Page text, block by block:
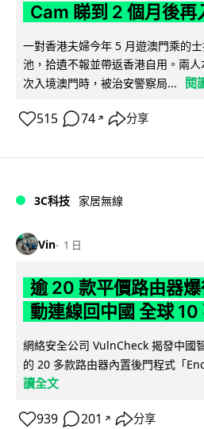
Cam 睇到 2 個月後再
一對香港夫婦今年 5 月遊澳門乘的
池，拾遺不報並帶返香港自用。兩
次入境澳門時，被治安警察局...
閱
515 74 ↗ 分享
3C科技 家居無線
Vin 1 日
逾 20 款平價路由器
動連線回中國 全球
網絡安全公司 VulnCheck 揭發中國
的 20 多款路由器內置後門程式「
讀全文
939 201 ↗ 分享